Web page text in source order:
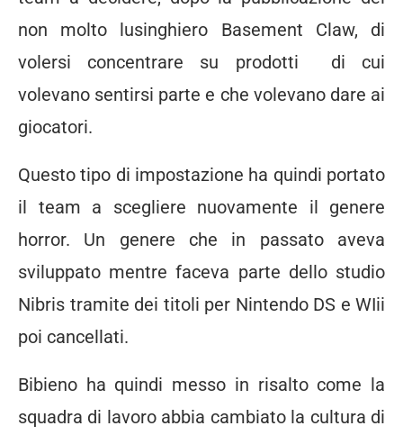
non molto lusinghiero Basement Claw, di
volersi concentrare su prodotti di cui
volevano sentirsi parte e che volevano dare ai
giocatori.
Questo tipo di impostazione ha quindi portato
il team a scegliere nuovamente il genere
horror. Un genere che in passato aveva
sviluppato mentre faceva parte dello studio
Nibris tramite dei titoli per Nintendo DS e WIii
poi cancellati.
Bibieno ha quindi messo in risalto come la
squadra di lavoro abbia cambiato la cultura di